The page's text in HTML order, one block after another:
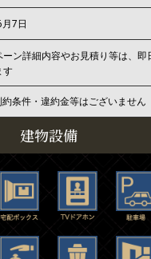
7日
ーン詳細内容やお見積り等は、即
す
条件・違約金等はございません
建物設備